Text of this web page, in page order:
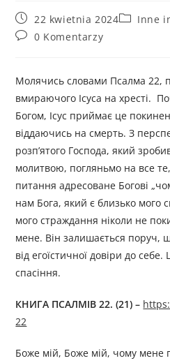
22 kwietnia 2024
Inne
0 Komentarzy
Молячись словами Псалма 22,
вмираючого Ісуса на хресті.
Богом, Ісус приймає це
віддаючись на смерть. З
розп’ятого Господа, який
молитвою, погляньмо на все
питання адресоване Богові
нам Бога, який є близько мого
мого страждання ніколи не
мене. Він залишається поруч,
від егоїстичної довіри до
спасіння.
КНИГА ПСАЛМІВ 22. (21) –
22
Боже мій, Боже мій, чому мене